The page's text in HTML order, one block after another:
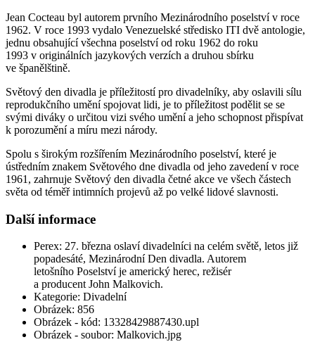
Jean Cocteau byl autorem prvního Mezinárodního poselství v roce
1962. V roce 1993 vydalo Venezuelské středisko ITI dvě antologie,
jednu obsahující všechna poselství od roku 1962 do roku
1993 v originálních jazykových verzích a druhou sbírku
ve španělštině.
Světový den divadla je příležitostí pro divadelníky, aby oslavili sílu
reprodukčního umění spojovat lidi, je to příležitost podělit se se
svými diváky o určitou vizi svého umění a jeho schopnost přispívat
k porozumění a míru mezi národy.
Spolu s širokým rozšířením Mezinárodního poselství, které je
ústředním znakem Světového dne divadla od jeho zavedení v roce
1961, zahrnuje Světový den divadla četné akce ve všech částech
světa od téměř intimních projevů až po velké lidové slavnosti.
Další informace
Perex: 27. března oslaví divadelníci na celém světě, letos již
popadesáté, Mezinárodní Den divadla. Autorem
letošního Poselství je americký herec, režisér
a producent John Malkovich.
Kategorie: Divadelní
Obrázek: 856
Obrázek - kód: 13328429887430.upl
Obrázek - soubor: Malkovich.jpg